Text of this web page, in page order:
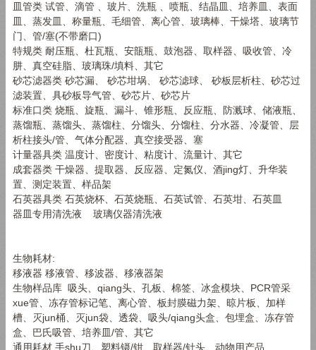
皿管类 试管、滴管 、玻片、洗瓶 、喷瓶、结晶皿、培养皿、表面
皿、蒸发皿、称量瓶、毛细管、离心管、玻璃棒、干燥塔、玻璃节
门、管/塞(不带磨口)
特规类 耐压瓶、杜瓦瓶、安瓿瓶、鼓泡器、取样器、吸收管、冷
肼、真空硅脂、玻璃珠/填料、其它
砂芯滤器类 砂芯漏、 砂芯坩埚、 砂芯滤球、 砂板层析柱、砂芯过
滤装置、具砂板导气管、砂芯片、砂芯片
标准口类 烧瓶、旋瓶、漏斗、锥形瓶、反应瓶、防溅球、储液瓶、
蒸馏瓶、蒸馏头、蒸馏柱、分馏头、分馏柱、分水器、冷凝管、层
析柱接头/管、气体分配器、真空接受器、塞
计量器具类 温度计、密度计、粘度计、流量计、其它
成套器类 干燥器、提取器、反应器、定氮仪、酒jing灯、升华装
置、测定装置、样品架
石英器具类 石英烧杯、石英烧瓶、石英试管、石英坩、石英皿
器皿专用清洗液 玻璃仪器清洗液
生物耗材:
移液器 移液管、移波器、移液器架
生物样品库 吸头、qiang头、孔板、棉签、冰盒模块、PCR管采
xue管、冻存管标记笔、离心管、板封膜磁力架、晾片板、加样
槽、灭jun桶、灭jun袋、透袋、吸头/qiang头盒、包埋盒、冻存管
盒、巴氏吸管、培养皿/管、其它
通用耗材 手shu刀、塑料镊/钳、取样器/针头、动物用产品